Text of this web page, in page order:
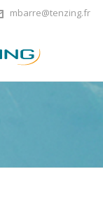
mbarre@tenzing.fr